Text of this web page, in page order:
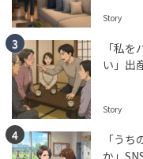
Story
「私
い」出
Story
「う